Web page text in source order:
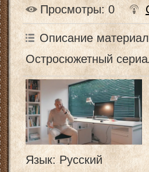
Просмотры: 0
Описание
Остросюжетный
Язык: Русский